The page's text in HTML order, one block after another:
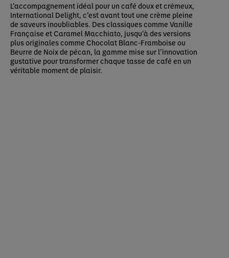
L’accompagnement idéal pour un café doux et crémeux,
International Delight, c’est avant tout une crème pleine
de saveurs inoubliables. Des classiques comme Vanille
Française et Caramel Macchiato, jusqu’à des versions
plus originales comme Chocolat Blanc-Framboise ou
Beurre de Noix de pécan, la gamme mise sur l’innovation
gustative pour transformer chaque tasse de café en un
véritable moment de plaisir.